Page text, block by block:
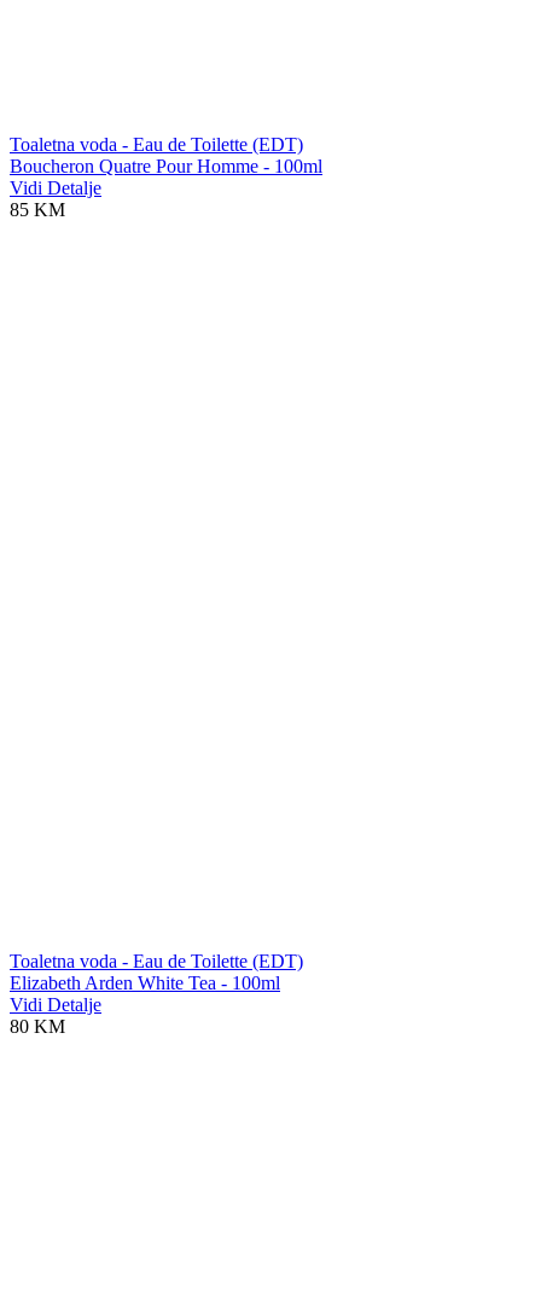
Toaletna voda - Eau de Toilette (EDT)
Boucheron Quatre Pour Homme - 100ml
Vidi Detalje
85 KM
Toaletna voda - Eau de Toilette (EDT)
Elizabeth Arden White Tea - 100ml
Vidi Detalje
80 KM